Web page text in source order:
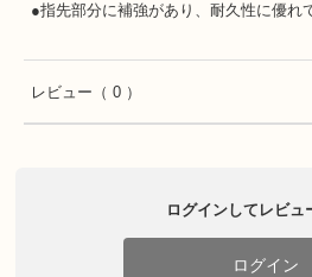
●指先部分に補強があり、耐久性に優れ
レビュー （ 0 ）
ログインしてレビュ
ログイン